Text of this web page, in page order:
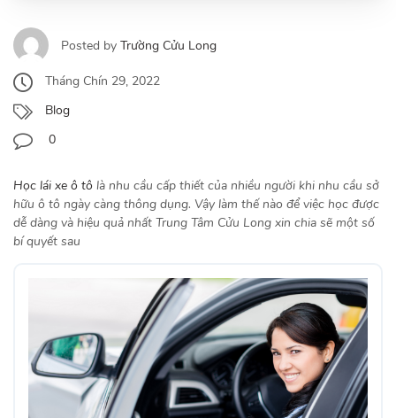
Posted by Trường Cửu Long
Tháng Chín 29, 2022
Blog
0
Học lái xe ô tô là nhu cầu cấp thiết của nhiều người khi nhu cầu sở
hữu ô tô ngày càng thông dụng. Vậy làm thế nào để việc học được
dễ dàng và hiệu quả nhất Trung Tâm Cửu Long xin chia sẽ một số
bí quyết sau